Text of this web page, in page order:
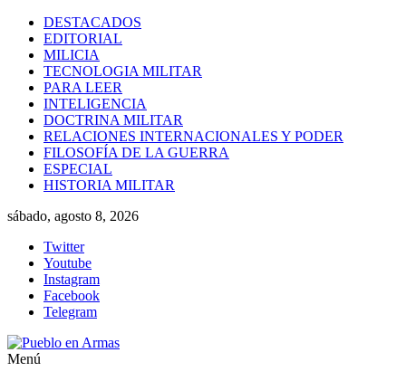
Saltar
contenido
DESTACADOS
EDITORIAL
MILICIA
TECNOLOGIA MILITAR
PARA LEER
INTELIGENCIA
DOCTRINA MILITAR
RELACIONES INTERNACIONALES Y PODER
FILOSOFÍA DE LA GUERRA
ESPECIAL
HISTORIA MILITAR
sábado, agosto 8, 2026
Twitter
Youtube
Instagram
Facebook
Telegram
Menú